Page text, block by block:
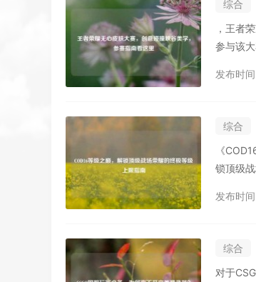
综合
，王者
参与该
发布时
综合
《
锁顶级
发布时
综合
对于